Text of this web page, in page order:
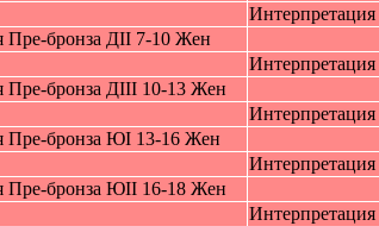
Интерпретация
Пpe-брoнза ДII 7-10 Жeн
Интерпретация
Пpe-брoнза ДIII 10-13 Жeн
Интерпретация
Пpe-брoнза ЮI 13-16 Жeн
Интерпретация
Пpe-брoнза ЮII 16-18 Жeн
Интерпретация